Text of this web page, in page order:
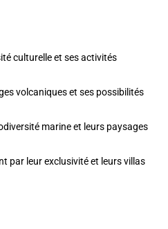
culturelle et ses activités
volcaniques et ses possibilités
marine et leurs paysages
par leur exclusivité et leurs villas